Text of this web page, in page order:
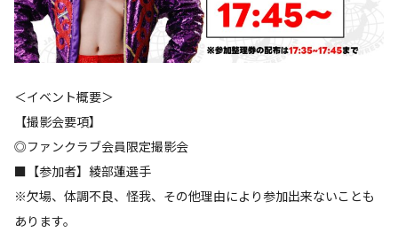
＜イベント概要＞
【撮影会要項】
◎ファンクラブ会員限定撮影会
■【参加者】綾部蓮選手
※欠場、体調不良、怪我、その他理由により参加出来ないことも
あります。